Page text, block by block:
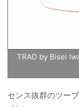
TRAD by Bisei
センス抜群のツー